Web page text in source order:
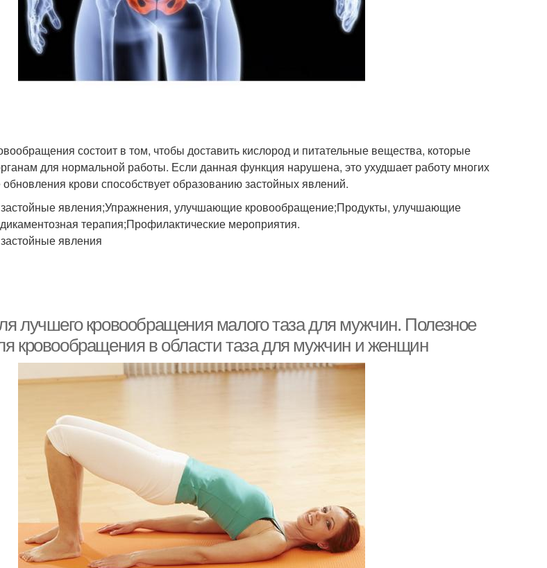
состоит в том, чтобы доставить кислород и питательные вещества, которые
для нормальной работы. Если данная функция нарушена, это ухудшает работу многих
крови способствует образованию застойных явлений.
явления;Упражнения, улучшающие кровообращение;Продукты, улучшающие
терапия;Профилактические мероприятия.
явления
лучшего кровообращения малого таза для мужчин. Полезное
кровообращения в области таза для мужчин и женщин